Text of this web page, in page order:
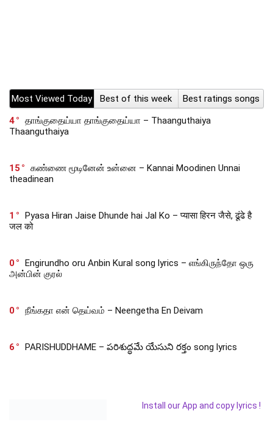
Most Viewed Today Best of this week
Best ratings songs
4
தாங்குதைய்யா தாங்குதைய்யா – Thaanguthaiya
Thaanguthaiya
15
கண்ணை மூடினேன் உன்னை – Kannai Moodinen Unnai
theadinean
1
Pyasa Hiran Jaise Dhunde hai Jal Ko – प्यासा हिरन जैसे, ढूंढे है
जल को
0
Engirundho oru Anbin Kural song lyrics – எங்கிருந்தோ ஒரு
அன்பின் குரல்
0 நீங்கதா என் தெய்வம் – Neengetha En Deivam
6 PARISHUDDHAME – పరిశుద్ధమే యేసుని రక్తం song lyrics
Install our App and copy lyrics !